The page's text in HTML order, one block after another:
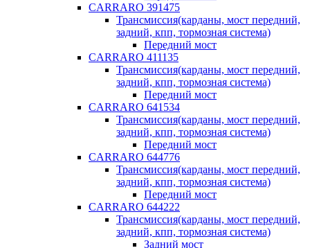
CARRARO 391475
Трансмиссия(карданы, мост передний,
задний, кпп, тормозная система)
Передний мост
CARRARO 411135
Трансмиссия(карданы, мост передний,
задний, кпп, тормозная система)
Передний мост
CARRARO 641534
Трансмиссия(карданы, мост передний,
задний, кпп, тормозная система)
Передний мост
CARRARO 644776
Трансмиссия(карданы, мост передний,
задний, кпп, тормозная система)
Передний мост
CARRARO 644222
Трансмиссия(карданы, мост передний,
задний, кпп, тормозная система)
Задний мост